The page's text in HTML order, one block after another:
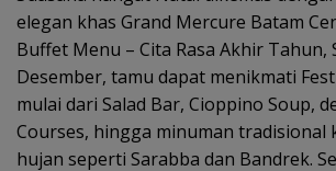
elegan khas Grand Mercure Batam
Buffet Menu – Cita Rasa Akhir Tahun,
Desember, tamu dapat menikmati
mulai dari Salad Bar, Cioppino Soup,
Courses, hingga minuman tradisional
hujan seperti Sarabba dan Bandrek.